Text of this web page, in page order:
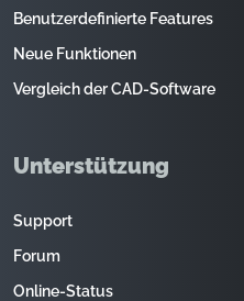
Benutzerdefinierte Features
Neue Funktionen
Vergleich der CAD-Software
Unterstützung
Support
Forum
Online-Status